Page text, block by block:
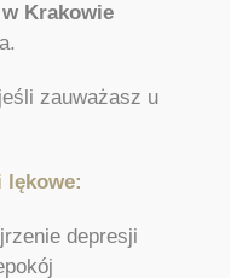
Krakowie
zauważasz u
lękowe:
depresji